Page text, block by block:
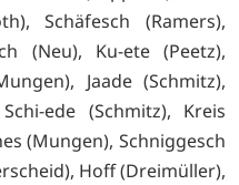
Schäfesch (Ramers),
(Neu), Ku-ete (Peetz),
Jaade (Schmitz),
ede (Schmitz), Kreis
(Mungen), Schniggesch
Hoff (Dreimüller),